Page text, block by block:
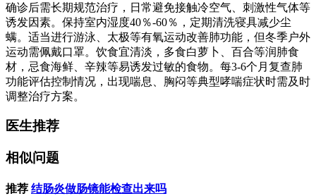
确诊后需长期规范治疗，日常避免接触冷空气、刺激性气体等
诱发因素。保持室内湿度40％-60％，定期清洗寝具减少尘
螨。适当进行游泳、太极等有氧运动改善肺功能，但冬季户外
运动需佩戴口罩。饮食宜清淡，多食白萝卜、百合等润肺食
材，忌食海鲜、辛辣等易诱发过敏的食物。每3-6个月复查肺
功能评估控制情况，出现喘息、胸闷等典型哮喘症状时需及时
调整治疗方案。
医生推荐
相似问题
推荐 结肠炎做肠镜能检查出来吗